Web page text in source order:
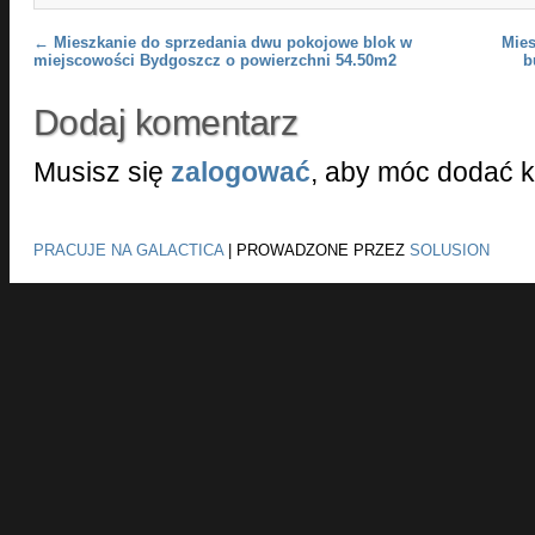
Post navigation
← Mieszkanie do sprzedania dwu pokojowe blok w
miejscowości Bydgoszcz o powierzchni 54.50m2
Dodaj komentarz
Musisz się zalogować, aby móc dodać
PRACUJE NA GALACTICA| PROWADZONE PRZEZ SOLUSION